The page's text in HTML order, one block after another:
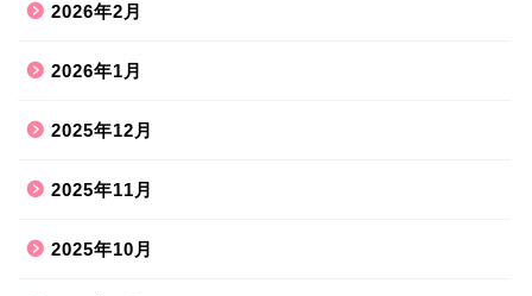
2026年2月
2026年1月
2025年12月
2025年11月
2025年10月